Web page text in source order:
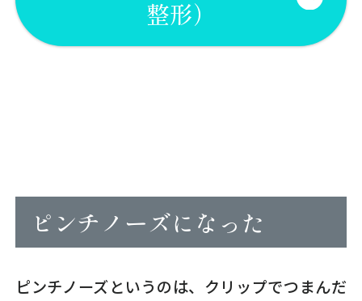
整形）
ピンチノーズになった
ピンチノーズというのは、クリップでつまんだ